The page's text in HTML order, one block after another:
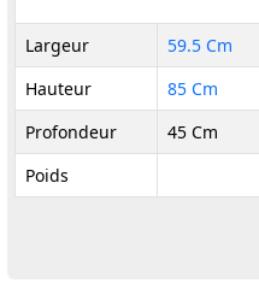
Largeur
59.5 Cm
Hauteur
85 Cm
Profondeur
45 Cm
Poids